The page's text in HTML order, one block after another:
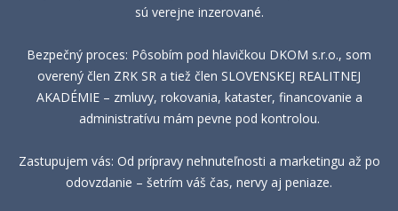
sú verejne inzerované.
Bezpečný proces: Pôsobím pod hlavičkou DKOM s.r.o., som
overený člen ZRK SR a tiež člen SLOVENSKEJ REALITNEJ
AKADÉMIE – zmluvy, rokovania, kataster, financovanie a
administratívu mám pevne pod kontrolou.
Zastupujem vás: Od prípravy nehnuteľnosti a marketingu až po
odovzdanie – šetrím váš čas, nervy aj peniaze.